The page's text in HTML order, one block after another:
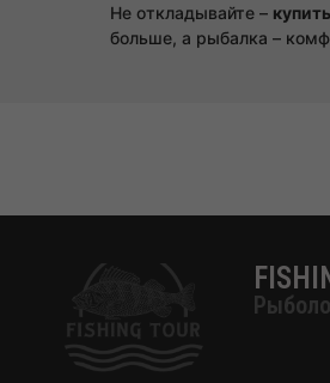
Не откладывайте –
больше, а рыбалка –